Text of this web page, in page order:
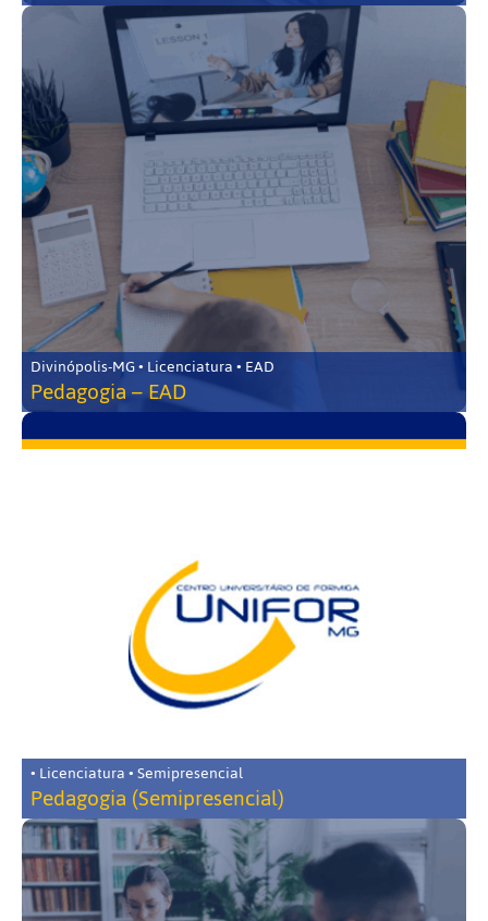
Divinópolis-MG • Licenciatura • EAD
Pedagogia – EAD
• Licenciatura • Semipresencial
Pedagogia (Semipresencial)